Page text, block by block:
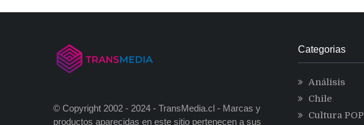
© Copyright 2002 - 2024 - TransMedia.cl - Marcas y
productos aparecidas en este sitio pertenecen a sus
Categorias
Análisis
Chile
Cultura POP